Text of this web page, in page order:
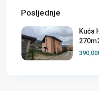
Posljednje
Kuća